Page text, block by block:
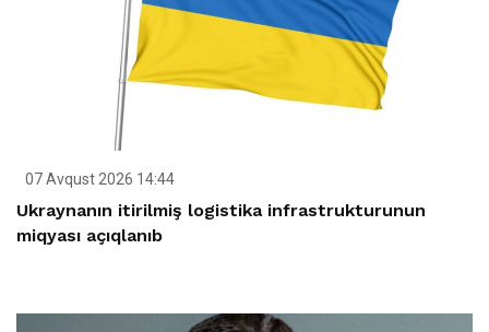
07 Avqust 2026 14:44
Ukraynanın itirilmiş logistika infrastrukturunun
miqyası açıqlanıb